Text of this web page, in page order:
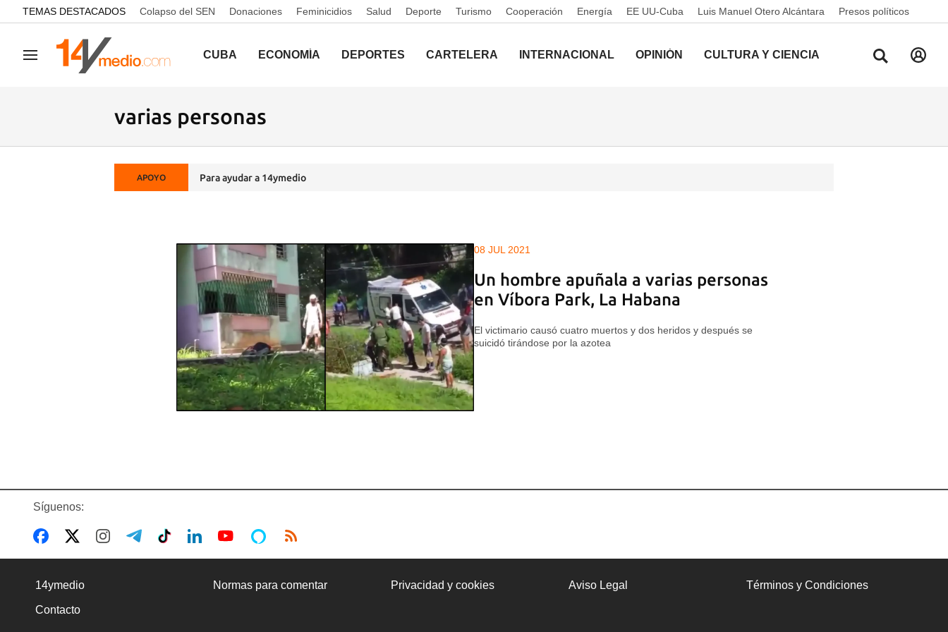
common.go-to-content
TEMAS DESTACADOS Colapso del SEN Donaciones Feminicidios Salud Deporte Turismo Cooperación Energía EE UU-Cuba Luis Manuel Otero Alcántara Presos políticos
Navegación CUBA ECONOMÍA DEPORTES CARTELERA INTERNACIONAL OPINIÓN CULTURA Y CIENCIA
varias personas
APOYO Para ayudar a 14ymedio
08 JUL 2021
Un hombre apuñala a varias personas
en Víbora Park, La Habana
El victimario causó cuatro muertos y dos heridos y después se
suicidó tirándose por la azotea
Síguenos:
14ymedio Normas para comentar Privacidad y cookies Aviso Legal Términos y Condiciones
Contacto